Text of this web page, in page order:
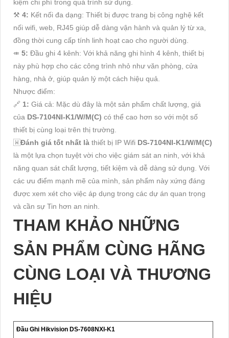
kiệm chi phí trong quá trình sử dụng.
⚒ 4: Kết nối đa dạng: Thiết bị được trang bị công nghệ kết
nối wifi, web, RJ45 giúp dễ dàng vận hành và quản lý từ xa,
đồng thời cung cấp tính linh hoạt cao cho người dùng.
⤂ 5: Đầu ghi 4 kênh: Với khả năng ghi hình 4 kênh, thiết bị
này phù hợp cho các công trình nhỏ như văn phòng, cửa
hàng, nhà ở, giúp quản lý một cách hiệu quả.
Nhược điểm:
🔗 1: Giá cả: Mặc dù đây là một sản phẩm chất lượng, giá
của DS-7104NI-K1/W/M(C) có thể cao hơn so với một số
thiết bị cùng loại trên thị trường.
🇼Đánh giá tốt nhất là thiết bị IP Wifi DS-7104NI-K1/W/M(C)
là một lựa chọn tuyệt vời cho việc giám sát an ninh, với khả
năng quan sát chất lượng, tiết kiệm và dễ dàng sử dụng. Với
các ưu điểm mạnh mẽ của mình, sản phẩm này xứng đáng
được xem xét cho việc áp dụng trong các dự án quan trọng
và cần sự Tin hơn an ninh.
THAM KHẢO NHỮNG
SẢN PHẨM CÙNG HÃNG
CÙNG LOẠI VÀ THƯƠNG
HIỆU
Đầu Ghi Hikvision DS-7608NXI-K1